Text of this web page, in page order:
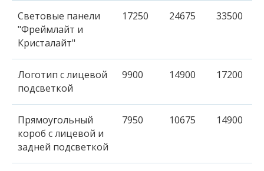
Световые панели
"Фреймлайт и
Кристалайт"
17250 24675 33500
Логотип с лицевой
подсветкой
9900 14900 17200
Прямоугольный
короб с лицевой и
задней подсветкой
7950 10675 14900